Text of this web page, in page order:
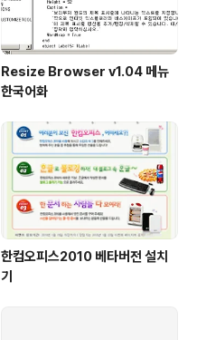
Resize Browser v1.04 메뉴
한국어화
한컴오피스2010 베타버전 설치
기